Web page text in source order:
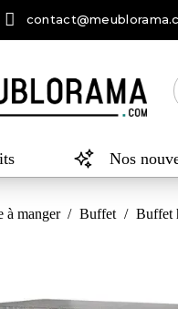
Nos
à manger Buffet Buffet